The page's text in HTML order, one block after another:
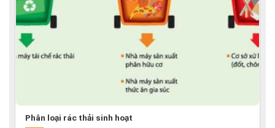
Phân loại rác thải sinh hoạt